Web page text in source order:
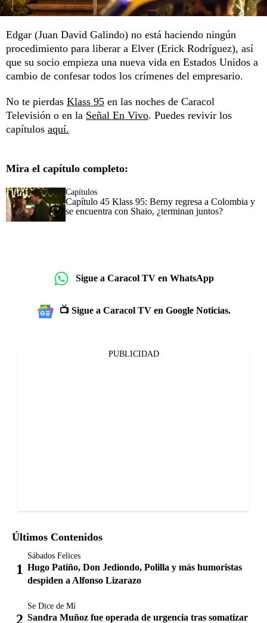
Edgar (Juan David Galindo) no está haciendo ningún
procedimiento para liberar a Elver (Erick Rodríguez), así
que su socio empieza una nueva vida en Estados Unidos a
cambio de confesar todos los crímenes del empresario.
No te pierdas Klass 95 en las noches de Caracol
Televisión o en la Señal En Vivo. Puedes revivir los
capítulos aquí.
Mira el capítulo completo:
Capítulos
Capítulo 45 Klass 95: Berny regresa a Colombia y
se encuentra con Shaio, ¿terminan juntos?
Sigue a Caracol TV en WhatsApp
📺 Sigue a Caracol TV en Google Noticias.
PUBLICIDAD
Últimos Contenidos
Sábados Felices
Hugo Patiño, Don Jediondo, Polilla y más humoristas
despiden a Alfonso Lizarazo
Se Dice de Mí
Sandra Muñoz fue operada de urgencia tras somatizar